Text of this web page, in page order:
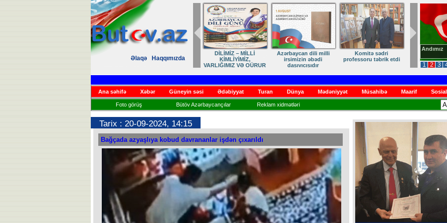
Əlaqə
Haqqımızda
1 2 3
Andımız
Zəfərdən Qayıdışa –
Həsrətin Sonu Yaxındır
ANA DİLİMİZ – MİLLİ
KİMLİYİMİZDİR
Ruhumuzun manifesti
Ana səhifə Xəbər Güneyin səsi Ədəbiyyat Turan Dünya Mədəniyyət Müsahibə Maarif
Foto görüş Bütöv Azərbaycançılar Reklam xidmətləri
Tarix : 20-09-2024, 14:15
Bağçada azyaşlıya kobud davrananlar işdən çıxarıldı